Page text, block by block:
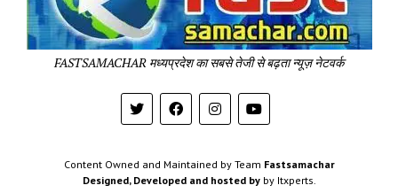
FASTSAMACHAR मध्यप्रदेश का सबसे तेजी से बढ़ता न्यूज़ नेटवर्क
Content Owned and Maintained by Team Fastsamachar
Designed, Developed and hosted byby Itxperts.